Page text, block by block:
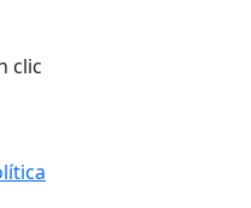
clic